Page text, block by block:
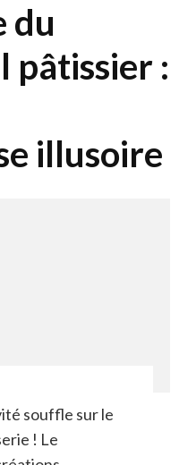
du
pâtissier :
illusoire
souffle sur le
! Le